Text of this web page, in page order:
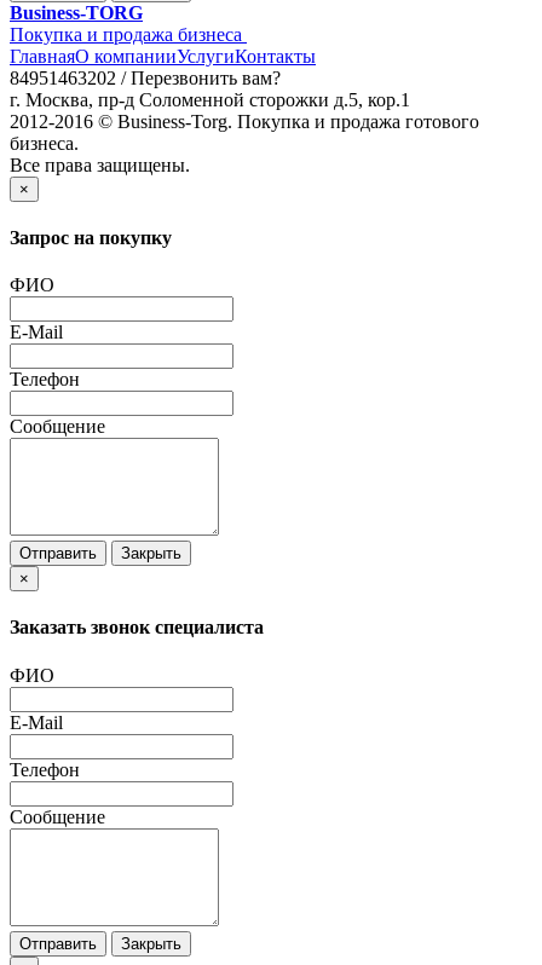
Business-TORG
Покупка и продажа бизнеса
ГлавнаяО компанииУслугиКонтакты
84951463202 /Перезвонить вам?
г. Москва, пр-д Соломенной сторожки д.5, кор.1
2012-2016 © Business-Torg. Покупка и продажа готового
бизнеса.
Все права защищены.
×
Запрос на покупку
ФИО
E-Mail
Телефон
Сообщение
Отправить
Закрыть
×
Заказать звонок специалиста
ФИО
E-Mail
Телефон
Сообщение
Отправить
Закрыть